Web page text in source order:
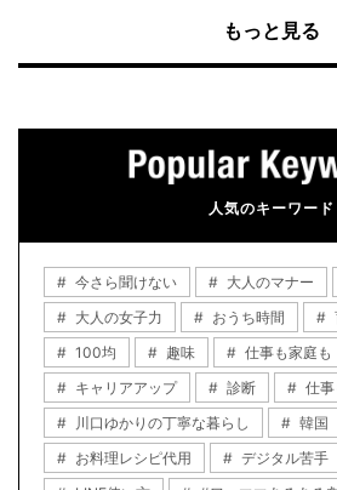
もっと見る
人気のキーワード
今さら聞けない 大人のマナー
大人の女子力
おうち時間
100均
趣味 仕事も家庭も
キャリアアップ
診断
仕
川口ゆかりの丁寧な暮らし
韓国
お料理レシピ代用
デジタル苦手